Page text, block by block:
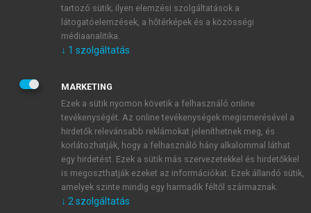
JELSZÓ
JELSZÓ ÚJRA
Kérek értesítést a MeRSZ újdonságairól, akcióiról.
Kérek értesítést az Akadémiai Kiadó Zrt. újdonságairól,
tartozó sütik; ilyen elemzési szolgáltatások a
látogatóelemzések, a hőtérképek és a közösségi
médiaanalitika.
↓ 1 szolgáltatás
MARKETING
Ezek a sütik nyomon követik a felhasználó online
tevékenységét. Az online tevékenységek megismerésével a
hirdetők relevánsabb reklámokat jeleníthetnek meg, és
korlátozhatják, hogy a felhasználó hány alkalommal láthat
egy hirdetést. Ezek a sütik más szervezetekkel és hirdetőkkel
is megoszthatják ezeket az információkat. Ezek állandó sütik,
amelyek szinte mindig egy harmadik féltől származnak.
↓ 2 szolgáltatás